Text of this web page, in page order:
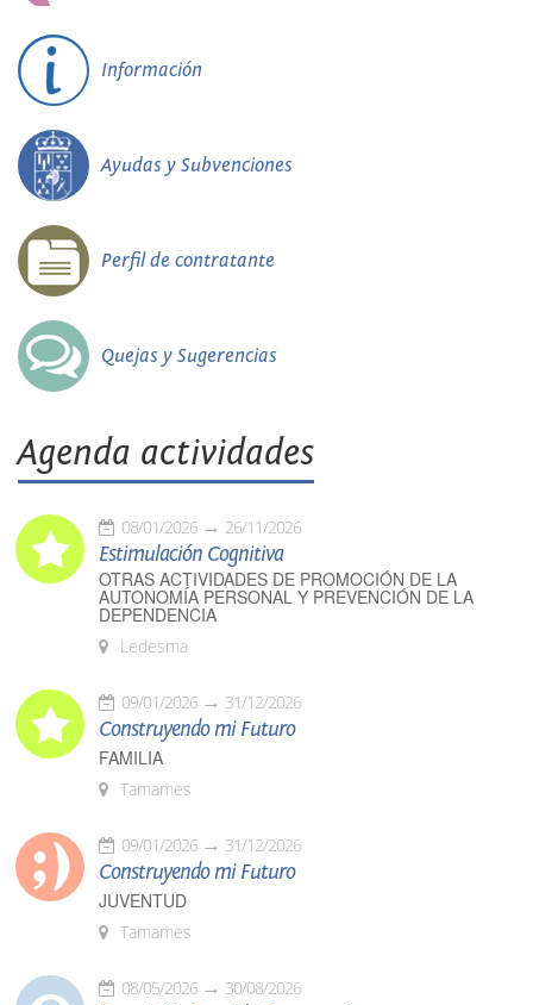
Información
Ayudas y Subvenciones
Perfil de contratante
Quejas y Sugerencias
Agenda actividades
08/01/2026 26/11/2026
Estimulación Cognitiva
OTRAS ACTIVIDADES DE PROMOCIÓN DE LA
AUTONOMÍA PERSONAL Y PREVENCIÓN DE LA
DEPENDENCIA
Ledesma
09/01/2026 31/12/2026
Construyendo mi Futuro
FAMILIA
Tamames
09/01/2026 31/12/2026
Construyendo mi Futuro
JUVENTUD
Tamames
08/05/2026 30/08/2026